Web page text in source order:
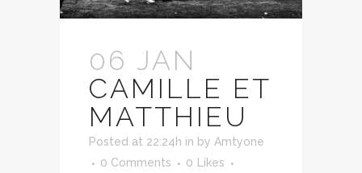
06 JAN
CAMILLE ET
MATTHIEU
Posted at 22:24h in by Amtyone
0 Comments
0 Likes